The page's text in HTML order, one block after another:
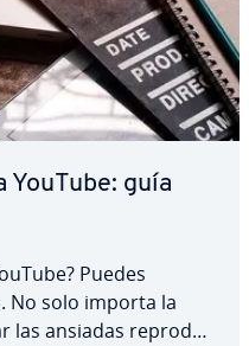
YouTube: guía
Puedes
No solo importa la
las ansiadas re­pro­du­